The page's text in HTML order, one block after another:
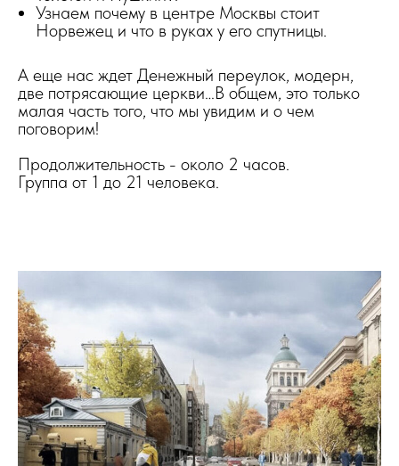
Узнаем почему в центре Москвы стоит
Норвежец и что в руках у его спутницы.
А еще нас ждет Денежный переулок, модерн,
две потрясающие церкви…В общем, это только
малая часть того, что мы увидим и о чем
поговорим!
Продолжительность - около 2 часов.
Группа от 1 до 21 человека.